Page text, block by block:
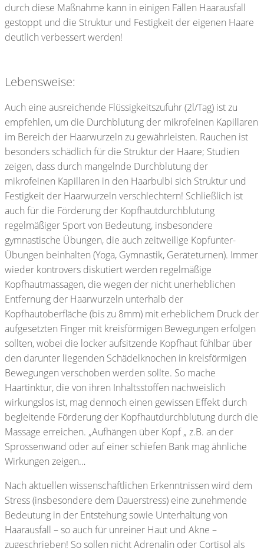
durch diese Maßnahme kann in einigen Fällen Haarausfall
gestoppt und die Struktur und Festigkeit der eigenen Haare
deutlich verbessert werden!
Lebensweise:
Auch eine ausreichende Flüssigkeitszufuhr (2l/Tag) ist zu
empfehlen, um die Durchblutung der mikrofeinen Kapillaren
im Bereich der Haarwurzeln zu gewährleisten. Rauchen ist
besonders schädlich für die Struktur der Haare; Studien
zeigen, dass durch mangelnde Durchblutung der
mikrofeinen Kapillaren in den Haarbulbi sich Struktur und
Festigkeit der Haarwurzeln verschlechtern! Schließlich ist
auch für die Förderung der Kopfhautdurchblutung
regelmäßiger Sport von Bedeutung, insbesondere
gymnastische Übungen, die auch zeitweilige Kopfunter-
Übungen beinhalten (Yoga, Gymnastik, Geräteturnen). Immer
wieder kontrovers diskutiert werden regelmäßige
Kopfhautmassagen, die wegen der nicht unerheblichen
Entfernung der Haarwurzeln unterhalb der
Kopfhautoberfläche (bis zu 8mm) mit erheblichem Druck der
aufgesetzten Finger mit kreisförmigen Bewegungen erfolgen
sollten, wobei die locker aufsitzende Kopfhaut fühlbar über
den darunter liegenden Schädelknochen in kreisförmigen
Bewegungen verschoben werden sollte. So mache
Haartinktur, die von ihren Inhaltsstoffen nachweislich
wirkungslos ist, mag dennoch einen gewissen Effekt durch
begleitende Förderung der Kopfhautdurchblutung durch die
Massage erreichen. „Aufhängen über Kopf „ z.B. an der
Sprossenwand oder auf einer schiefen Bank mag ähnliche
Wirkungen zeigen…
Nach aktuellen wissenschaftlichen Erkenntnissen wird dem
Stress (insbesondere dem Dauerstress) eine zunehmende
Bedeutung in der Entstehung sowie Unterhaltung von
Haarausfall – so auch für unreiner Haut und Akne –
zugeschrieben! So sollen nicht Adrenalin oder Cortisol als